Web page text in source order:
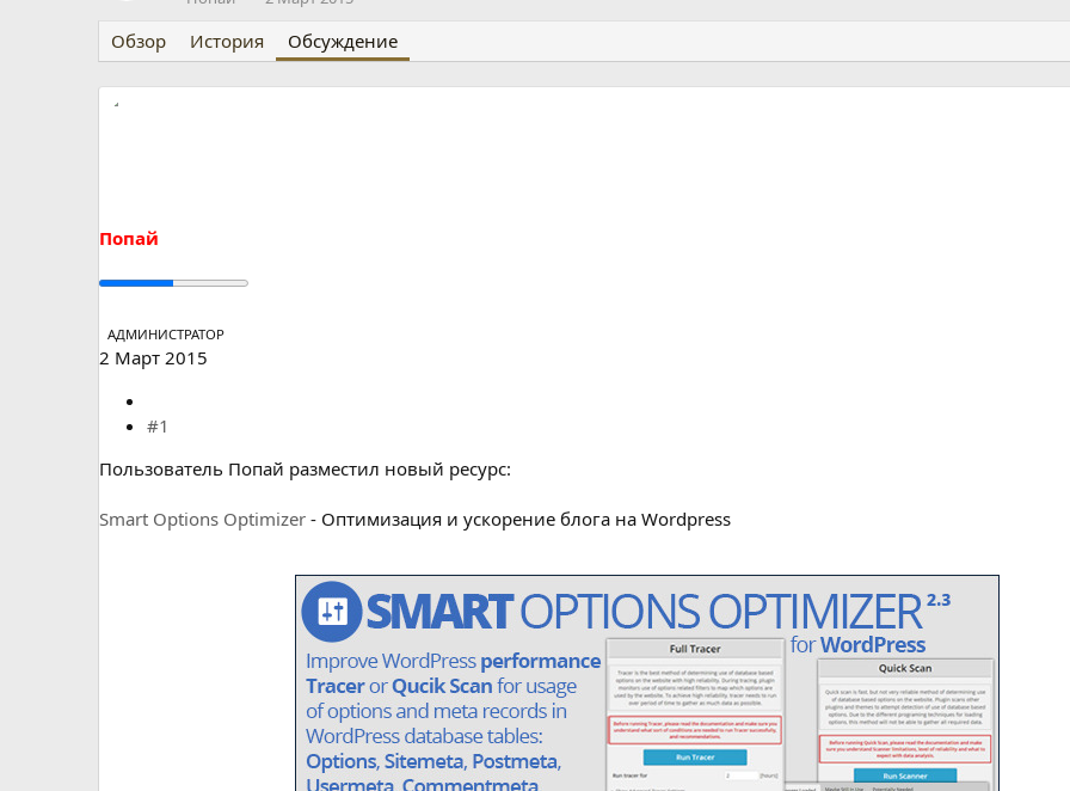
т
о
р
а
н
Обзор История Обсуждение
Попай
АДМИНИСТРАТОР
2 Март 2015
#1
Пользователь Попай разместил новый ресурс:
Smart Optiоns Оptimizer - Оптимизация и ускорение блога на Wordpress